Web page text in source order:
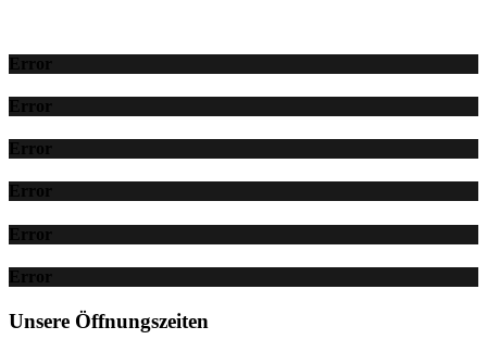
Error
Error
Error
Error
Error
Error
Unsere Öffnungszeiten